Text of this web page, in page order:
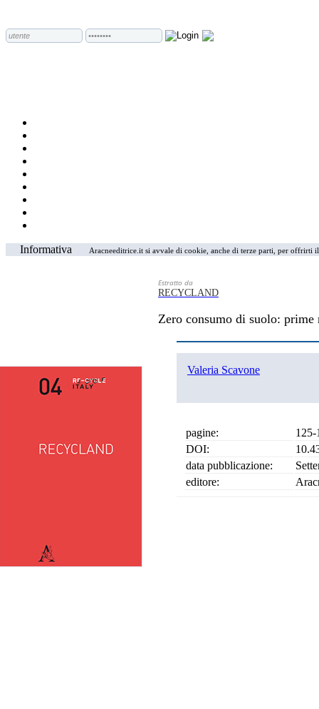
Informativa Aracneeditrice.it si avvale di cookie, anche di terze parti, per
Estratto da
RECYCLAND
Zero consumo di suolo:
Valeria Scavone
pagine:
125-
DOI:
data pubblicazione:
editore: